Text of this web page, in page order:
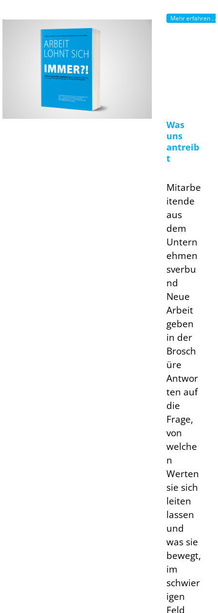
Mehr erfahren ...
Was
uns
antreib
t
Mitarbe
itende
aus
dem
Untern
ehmen
sverbu
nd
Neue
Arbeit
geben
in der
Brosch
üre
Antwor
ten auf
die
Frage,
von
welche
n
Werten
sie sich
leiten
lassen
und
was sie
bewegt,
im
schwier
igen
Feld